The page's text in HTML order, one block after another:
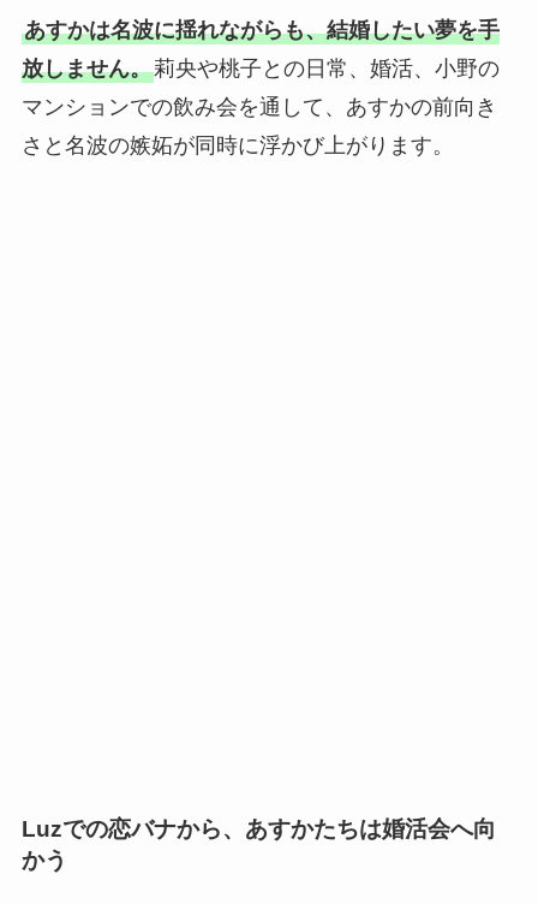
あすかは名波に揺れながらも、結婚したい夢を手
放しません。莉央や桃子との日常、婚活、小野の
マンションでの飲み会を通して、あすかの前向き
さと名波の嫉妬が同時に浮かび上がります。
Luzでの恋バナから、あすかたちは婚活会へ向
かう